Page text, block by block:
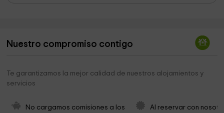
Servicio Obras, Urbanismo y Vvda. Ayto Isla Cristina. 1,4 km
Iglesia Nuestra Señora De Los Dolores
Iglesia Evangelica Dios Es Amor
Nuestro compromiso contigo
Te garantizamos la mejor calidad de nuestros alojamientos y
servicios
No cargamos comisiones a los
Al reservar con